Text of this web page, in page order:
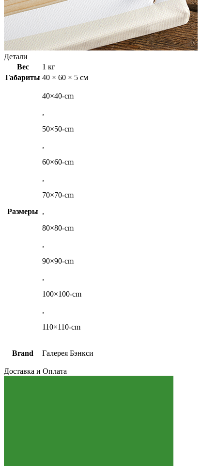
Детали
Вес
1 кг
Габариты 40 × 60 × 5 см
Размеры
40×40-cm
,
50×50-cm
,
60×60-cm
,
70×70-cm
,
80×80-cm
,
90×90-cm
,
100×100-cm
,
110×110-cm
Brand Галерея Бэнкси
Доставка и Оплата